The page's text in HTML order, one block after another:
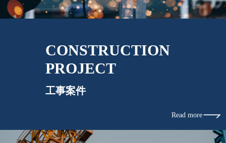
CONSTRUCTION
PROJECT
工事案件
Read more